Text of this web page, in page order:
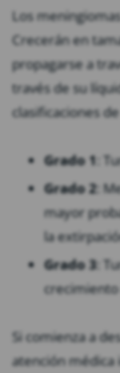
Los
Crecerán en
propagarse a
través de su
clasificaciones
Grado 1 :
Grado 2:
mayor
la
Grado 3:
Si comienza a
atención médica